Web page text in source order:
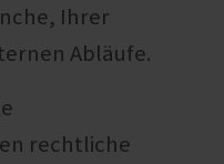
Ihrer
Abläufe.
rechtliche